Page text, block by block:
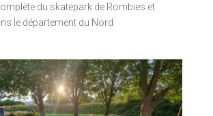
du skatepark de Rombies et
le département du Nord